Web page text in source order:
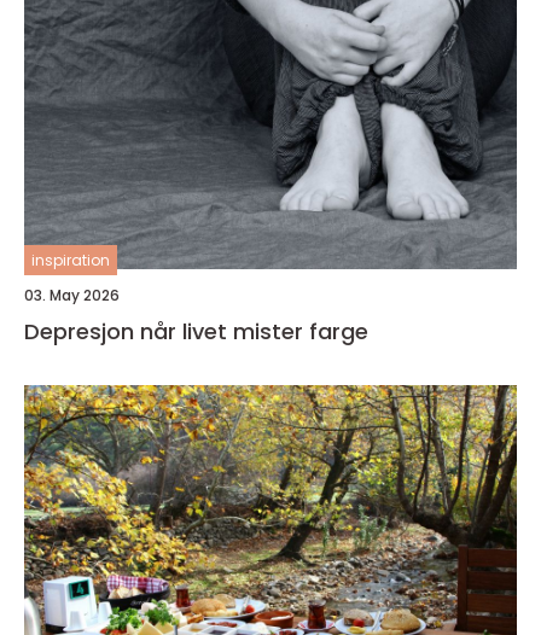
inspiration
03. May 2026
Depresjon når livet mister farge